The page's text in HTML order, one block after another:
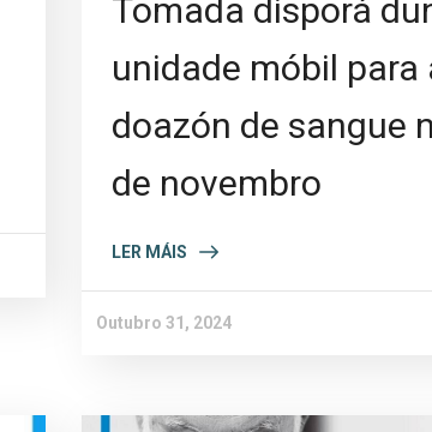
Tomada disporá
unidade móbil para
doazón de sangue
de novembro
LER MÁIS
Outubro 31, 2024